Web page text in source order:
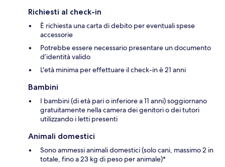
Richiesti al check-in
È richiesta una carta di debito per eventuali spese
accessorie
Potrebbe essere necessario presentare un documento
d’identità valido
L'età minima per effettuare il check-in è 21 anni
Bambini
I bambini (di età pari o inferiore a 11 anni) soggiornano
gratuitamente nella camera dei genitori o dei tutori
utilizzando i letti presenti
Animali domestici
Sono ammessi animali domestici (solo cani, massimo 2 in
totale, fino a 23 kg di peso per animale)*